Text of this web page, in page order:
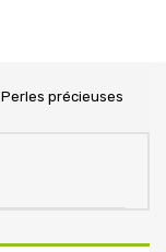
Perles précieuses